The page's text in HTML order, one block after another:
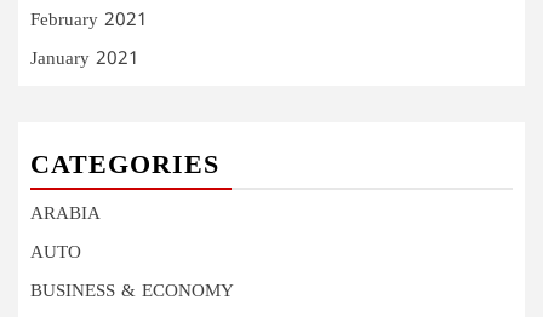
February 2021
January 2021
CATEGORIES
ARABIA
AUTO
BUSINESS & ECONOMY